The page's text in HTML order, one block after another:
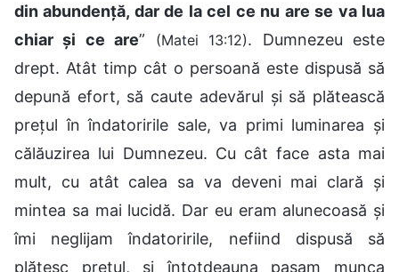
din abundență, dar de la cel ce nu are se va lua
chiar și ce are” (Matei 13:12). Dumnezeu este
drept. Atât timp cât o persoană este dispusă să
depună efort, să caute adevărul și să plătească
prețul în îndatoririle sale, va primi luminarea și
călăuzirea lui Dumnezeu. Cu cât face asta mai
mult, cu atât calea sa va deveni mai clară și
mintea sa mai lucidă. Dar eu eram alunecoasă și
îmi neglijam îndatoririle, nefiind dispusă să
plătesc prețul, și întotdeauna pasam munca